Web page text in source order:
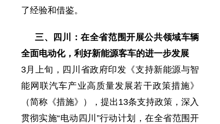
了经验和借鉴。
三、四川：在全省范围开展公共领域车辆
全面电动化，利好新能源客车的进一步发展
3月上旬，四川省政府印发《支持新能源与智
能网联汽车产业高质量发展若干政策措施》
（简称《措施》），提出13条支持政策，深入
贯彻实施“电动四川”行动计划，在全省范围开